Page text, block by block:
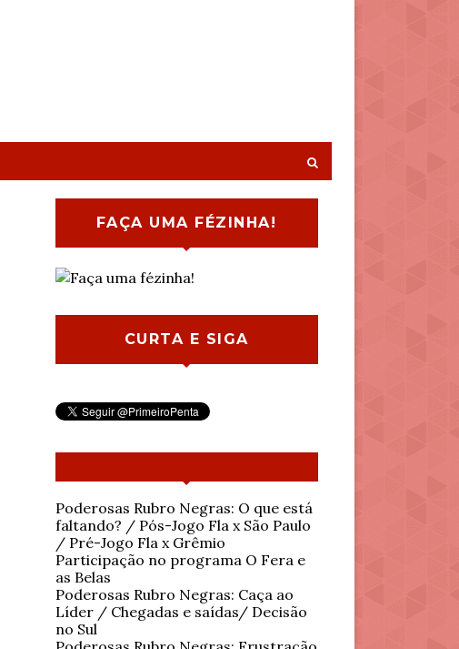
FAÇA UMA FÉZINHA!
CURTA E SIGA
Poderosas Rubro Negras: O que está
faltando? / Pós-Jogo Fla x São Paulo
/ Pré-Jogo Fla x Grêmio
Participação no programa O Fera e
as Belas
Poderosas Rubro Negras: Caça ao
Líder / Chegadas e saídas/ Decisão
no Sul